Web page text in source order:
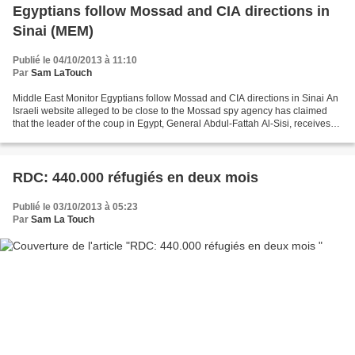
Egyptians follow Mossad and CIA directions in
Sinai (MEM)
Publié le 04/10/2013 à 11:10
Par Sam LaTouch
Middle East Monitor Egyptians follow Mossad and CIA directions in Sinai An
Israeli website alleged to be close to the Mossad spy agency has claimed
that the leader of the coup in Egypt, General Abdul-Fattah Al-Sisi, receives
RDC: 440.000 réfugiés en deux mois
Publié le 03/10/2013 à 05:23
Par Sam La Touch